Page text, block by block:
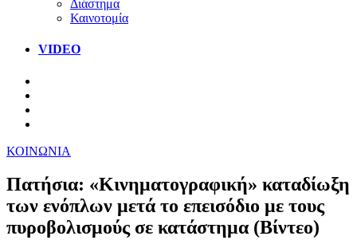
Διάστημα
Καινοτομία
VIDEO
ΚΟΙΝΩΝΙΑ
Πατήσια: «Κινηματογραφική» καταδίωξη
των ενόπλων μετά το επεισόδιο με τους
πυροβολισμούς σε κατάστημα (Βίντεο)